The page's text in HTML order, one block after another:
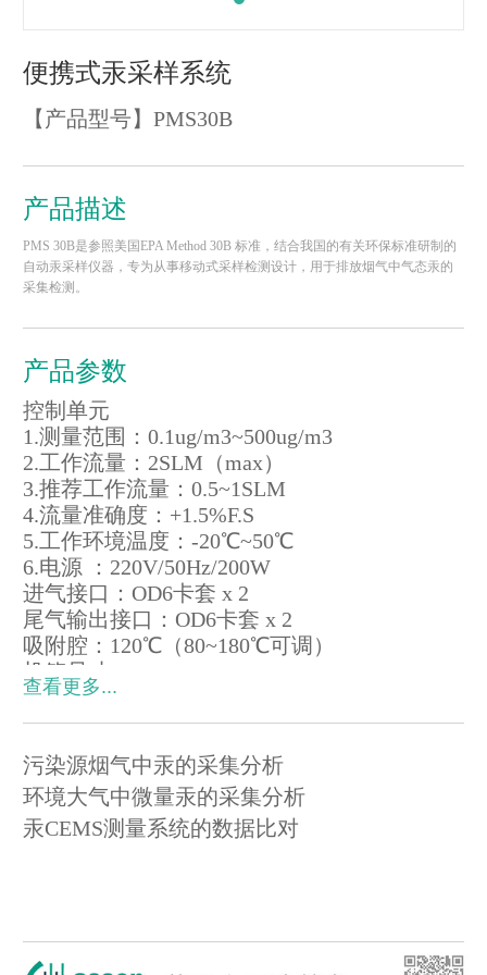
便携式汞采样系统
【产品型号】 PMS30B
产品描述
PMS 30B是参照美国EPA Method 30B 标准，结合我国的有关环保标准研制的
自动汞采样仪器，专为从事移动式采样检测设计，用于排放烟气中气态汞的
采集检测。
产品参数
控制单元
1.测量范围：0.1ug/m3~500ug/m3
2.工作流量：2SLM（max）
3.推荐工作流量：0.5~1SLM
4.流量准确度：+1.5%F.S
5.工作环境温度：-20℃~50℃
6.电源 ：220V/50Hz/200W
进气接口：OD6卡套 x 2
尾气输出接口：OD6卡套 x 2
吸附腔：120℃（80~180℃可调）
机箱尺寸：560H x 440W x 250D mm3
(高x 宽 x 深）
重量：机箱 16kg 加热采样单元：5kg
附件：6根吸附管（GAK0016） 尺寸：
OD10mm x 200mm
采样单元
1.汞吸附管
内径φ4，长度5m，一根
查看更多...
污染源烟气中汞的采集分析
环境大气中微量汞的采集分析
汞CEMS测量系统的数据比对